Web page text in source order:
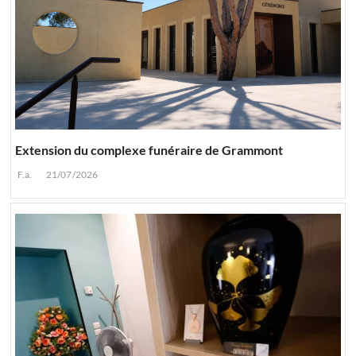
Extension du complexe funéraire de Grammont
F.a. 21/07/2026